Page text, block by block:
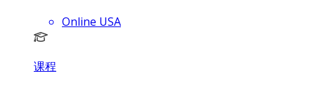
Online USA
课程